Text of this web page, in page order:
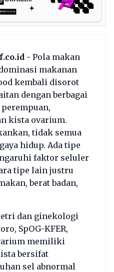
- Pola makan
makanan
kembali disorot
dengan berbagai
kista ovarium.
tidak semua
hidup. Ada tipe
faktor seluler
tipe lain justru
berat badan,
dan ginekologi
SpOG-KFER,
memiliki
bersifat
sel abnormal